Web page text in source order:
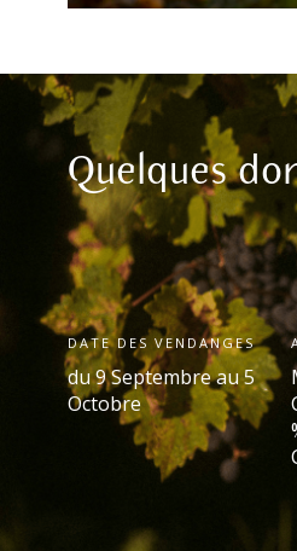
Quelques
DATE DES VENDANGES
du 9 Septembre au 5
Octobre